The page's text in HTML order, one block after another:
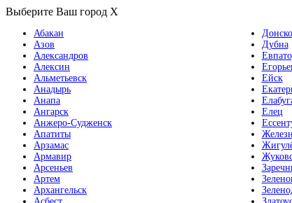
Выберите Ваш город X
Абакан
Азов
Александров
Алексин
Альметьевск
Анадырь
Анапа
Ангарск
Анжеро-Судженск
Апатиты
Арзамас
Армавир
Арсеньев
Артем
Архангельск
Дубна
Ейск
Елец